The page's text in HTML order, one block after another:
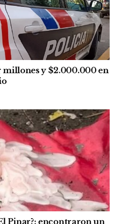
y $2.000.000 en
Pinar?: encontraron un